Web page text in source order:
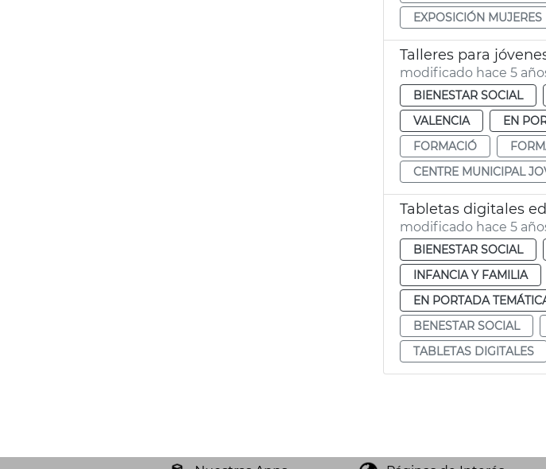
EXPOSICIÓN
Talleres para
modificado hace 5
BIENESTAR SOCIAL
VALENCIA
EN
FORMACIÓ
CENTRE MUNICIPAL
Tabletas digitales
modificado hace 5
BIENESTAR SOCIAL
INFANCIA Y FAMILIA
EN PORTADA
BENESTAR SOCIAL
TABLETAS DIGITALES